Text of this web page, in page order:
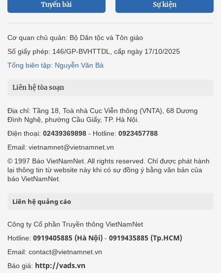
Tuyến bài Sự kiện
Cơ quan chủ quản: Bộ Dân tộc và Tôn giáo
Số giấy phép: 146/GP-BVHTTDL, cấp ngày 17/10/2025
Tổng biên tập: Nguyễn Văn Bá
Liên hệ tòa soạn
Địa chỉ: Tầng 18, Toà nhà Cục Viễn thông (VNTA), 68 Dương
Đình Nghệ, phường Cầu Giấy, TP. Hà Nội.
Điện thoại: 02439369898 - Hotline: 0923457788
Email: vietnamnet@vietnamnet.vn
© 1997 Báo VietNamNet. All rights reserved. Chỉ được phát hành
lại thông tin từ website này khi có sự đồng ý bằng văn bản của
báo VietNamNet.
Liên hệ quảng cáo
Công ty Cổ phần Truyền thông VietNamNet
Hotline: 0919405885 (Hà Nội) - 0919435885 (Tp.HCM)
Email: contact@vietnamnet.vn
Báo giá: http://vads.vn